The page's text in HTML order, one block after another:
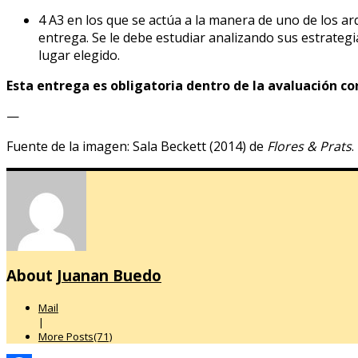
4 A3 en los que se actúa a la manera de uno de los
entrega. Se le debe estudiar analizando sus
lugar elegido.
Esta entrega es obligatoria dentro de la avaluación
—
Fuente de la imagen: Sala Beckett (2014) de Flores & Prats
About Juanan Buedo
Mail
|
More Posts(71)